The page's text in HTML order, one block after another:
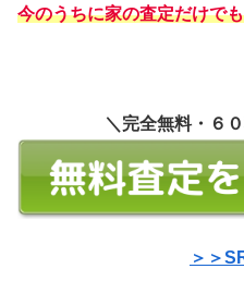
今のうちに家の査定だけで
＼完全無料・６
＞＞